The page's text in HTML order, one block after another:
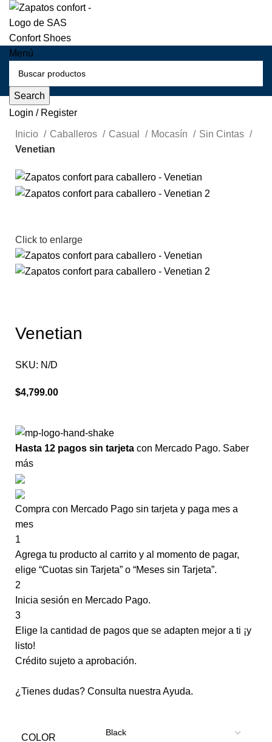
Menú
Search
Login / Register
Inicio Caballeros Casual Mocasín
Sin Cintas
Venetian
Click to enlarge
Venetian
SKU: N/D
$4,799.00
Hasta 12 pagos sin tarjeta con Mercado Pago. Saber
más
Compra con Mercado Pago sin tarjeta y paga mes a
mes
1
Agrega tu producto al carrito y al momento de pagar,
elige “Cuotas sin Tarjeta” o “Meses sin Tarjeta”.
2
Inicia sesión en Mercado Pago.
3
Elige la cantidad de pagos que se adapten mejor a ti ¡y
listo!
Crédito sujeto a aprobación.
¿Tienes dudas? Consulta nuestra Ayuda.
COLOR